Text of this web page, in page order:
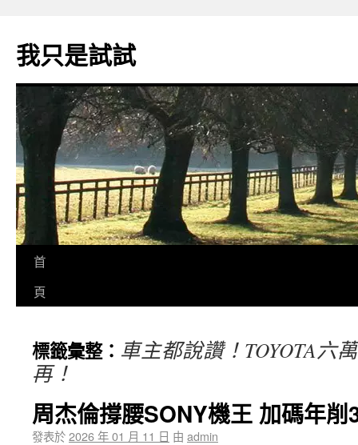
我只是試試
首
頁
標籤彙整： 車主都說讚！TOYOTA六
再！
周杰倫撐腰SONY機王 加碼年削
發表於2026 年 01 月 11 日 由 admin